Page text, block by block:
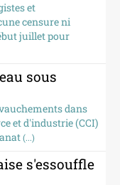
et
censure ni
juillet pour
sous
dans
et d'industrie (CCI)
(...)
s'essouffle